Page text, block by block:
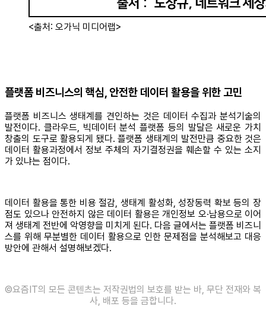
<출처: 오가닉 미디어랩>
플랫폼 비즈니스의 핵심, 안전한 데이터 활용을 위한 고민
플랫폼 비즈니스 생태계를 견인하는 것은 데이터 수집과 분석기술의
발전이다. 클라우드, 빅데이터 분석 플랫폼 등의 발달은 새로운 가치
창출의 도구로 활용되게 됐다. 플랫폼 생태계의 발전만큼 중요한 것은
데이터 활용과정에서 정보 주체의 자기결정권을 훼손할 수 있는 소지
가 있냐는 점이다.
데이터 활용을 통한 비용 절감, 생태계 활성화, 성장동력 확보 등의 장
점도 있으나 안전하지 않은 데이터 활용은 개인정보 오∙남용으로 이어
져 생태계 전반에 악영향을 미치게 된다. 다음 글에서는 플랫폼 비즈니
스를 위해 무분별한 데이터 활용으로 인한 문제점을 분석해보고 대응
방안에 관해서 설명해보겠다.
©️요즘IT의 모든 콘텐츠는 저작권법의 보호를 받는 바, 무단 전재와 복
사, 배포 등을 금합니다.